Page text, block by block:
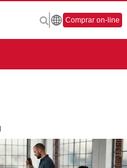
Comprar on-line